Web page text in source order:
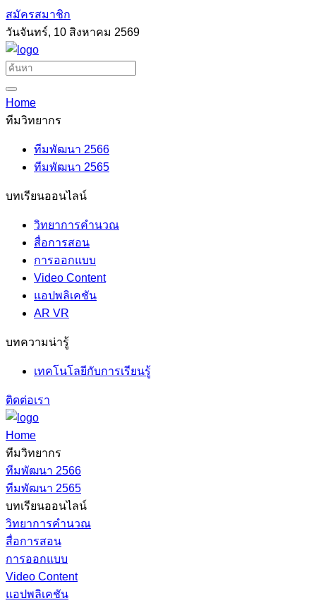
สมัครสมาชิก
วันจันทร์, 10 สิงหาคม 2569
Home
ทีมวิทยากร
ทีมพัฒนา 2566
ทีมพัฒนา 2565
บทเรียนออนไลน์
วิทยาการคำนวณ
สื่อการสอน
การออกแบบ
Video Content
แอปพลิเคชัน
AR VR
บทความน่ารู้
เทคโนโลยีกับการเรียนรู้
ติดต่อเรา
Home
ทีมวิทยากร
ทีมพัฒนา 2566
ทีมพัฒนา 2565
บทเรียนออนไลน์
วิทยาการคำนวณ
สื่อการสอน
การออกแบบ
Video Content
แอปพลิเคชัน